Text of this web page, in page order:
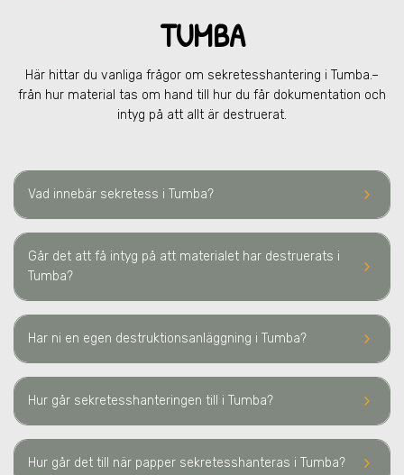
TUMBA
Här hittar du vanliga frågor om sekretesshantering i Tumba.–
från hur material tas om hand till hur du får dokumentation och
intyg på att allt är destruerat.
keyboard_arrow_right
Vad innebär sekretess i Tumba?
keyboard_arrow_right
Går det att få intyg på att materialet har destruerats i
Tumba?
keyboard_arrow_right
Har ni en egen destruktionsanläggning i Tumba?
keyboard_arrow_right
Hur går sekretesshanteringen till i Tumba?
keyboard_arrow_right
Hur går det till när papper sekretesshanteras i Tumba?